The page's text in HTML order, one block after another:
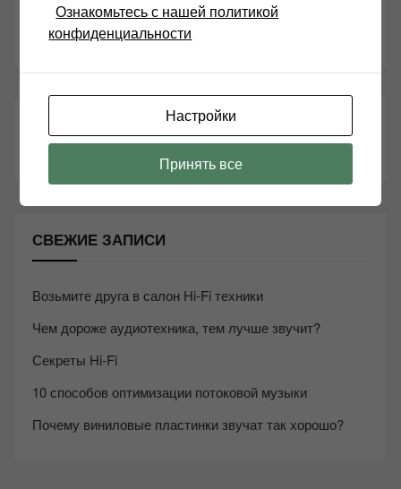
Youtube
СВЕЖИЕ ЗАПИСИ
Возьмите друга в салон Hi-Fi техники
Чем дороже аудиотехника, тем лучше звучит?
Секреты Hi-Fi
10 способов оптимизации потоковой музыки
Почему виниловые пластинки звучат так хорошо?
Ознакомьтесь с нашей политикой
конфиденциальности
Настройки
Принять все